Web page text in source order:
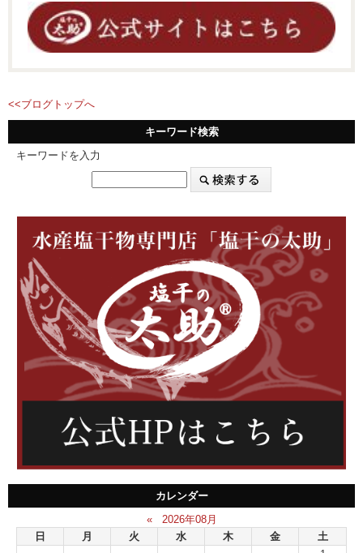
<<ブログトップへ
キーワード検索
キーワードを入力
カレンダー
«
2026年08月
日
月 火 水 木 金
土